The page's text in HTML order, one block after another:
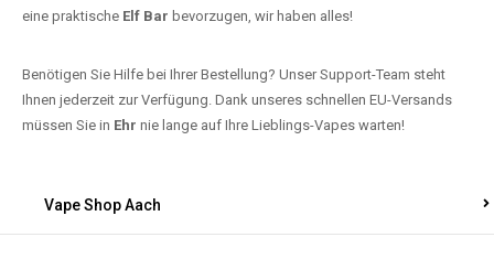
eine praktische Elf Bar bevorzugen, wir haben alles!
Benötigen Sie Hilfe bei Ihrer Bestellung? Unser Support-Team steht
Ihnen jederzeit zur Verfügung. Dank unseres schnellen EU-Versands
müssen Sie in Ehr nie lange auf Ihre Lieblings-Vapes warten!
Vape Shop Aach